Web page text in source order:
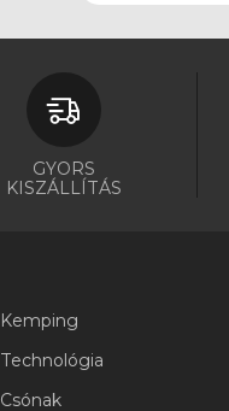
GYORS
KISZÁLLÍTÁS
Kemping
Technológia
Csónak